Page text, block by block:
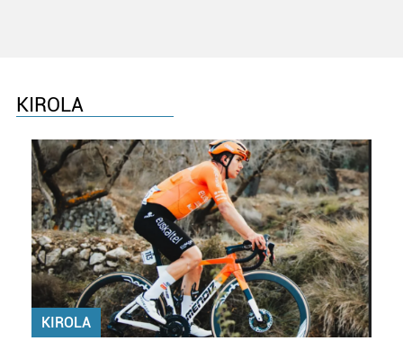
zerbitzuak hobetzeko asmoz, cookie teknologiaz
erabiltzeko baimen esplizitua ematen diguzu.Gehiago
irakurri
KIROLA
KIROLA